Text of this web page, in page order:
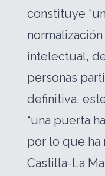
constituye
intelectual,
personas
definitiva,
“una puerta
por lo que ha
Castilla-La